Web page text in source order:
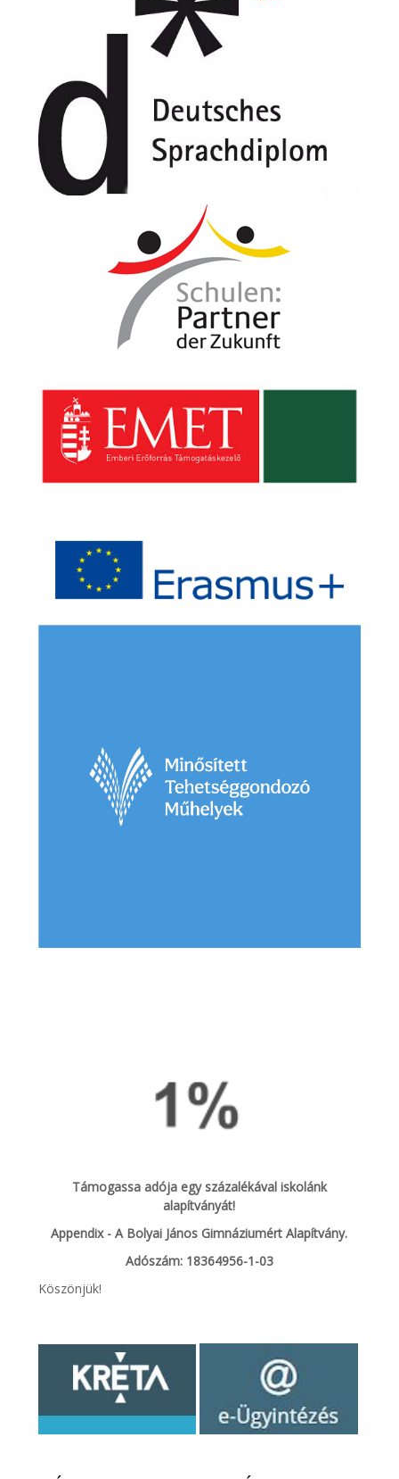
Támogassa adója egy százalékával iskolánk
alapítványát!
Appendix - A Bolyai János Gimnáziumért Alapítvány.
Adószám: 18364956-1-03
Köszönjük!